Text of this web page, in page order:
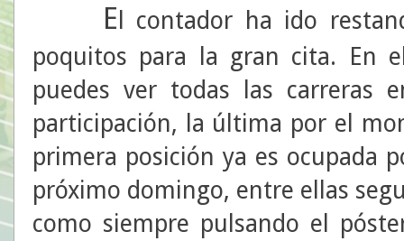
E l contador ha ido
poquitos para la gran cita. En
puedes ver todas las carreras
participación, la última por el
primera posición ya es ocupada
próximo domingo, entre ellas
como siempre pulsando el